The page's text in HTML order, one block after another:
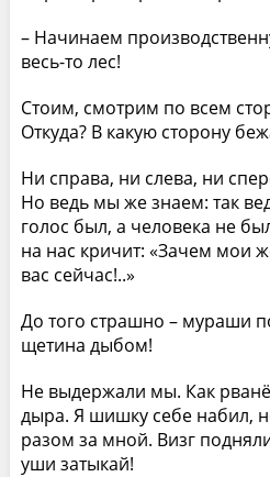
– Начинаем
весь-то лес!
Стоим, смотрим по всем
Откуда? В какую сторону
Ни справа, ни слева, ни
Но ведь мы же знаем: так
голос был, а человека не
на нас кричит: «Зачем мои
вас сейчас!..»
До того страшно – мураши
щетина дыбом!
Не выдержали мы. Как
дыра. Я шишку себе набил,
разом за мной. Визг
уши затыкай!